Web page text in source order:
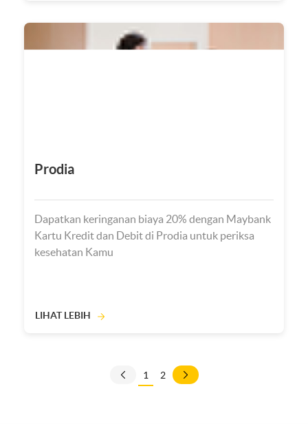
Prodia
Dapatkan keringanan biaya 20% dengan Maybank
Kartu Kredit dan Debit di Prodia untuk periksa
kesehatan Kamu
LIHAT LEBIH
1 2